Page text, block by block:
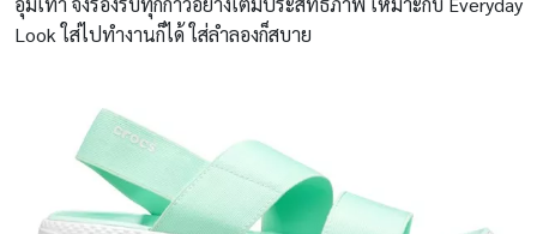
Look ใส่ไปทำงานก็ได้ ใส่ลำลองก็สบาย